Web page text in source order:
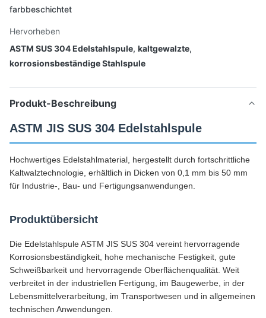
farbbeschichtet
Hervorheben
ASTM SUS 304 Edelstahlspule, kaltgewalzte,
korrosionsbeständige Stahlspule
Produkt-Beschreibung
ASTM JIS SUS 304 Edelstahlspule
Hochwertiges Edelstahlmaterial, hergestellt durch fortschrittliche
Kaltwalztechnologie, erhältlich in Dicken von 0,1 mm bis 50 mm
für Industrie-, Bau- und Fertigungsanwendungen.
Produktübersicht
Die Edelstahlspule ASTM JIS SUS 304 vereint hervorragende
Korrosionsbeständigkeit, hohe mechanische Festigkeit, gute
Schweißbarkeit und hervorragende Oberflächenqualität. Weit
verbreitet in der industriellen Fertigung, im Baugewerbe, in der
Lebensmittelverarbeitung, im Transportwesen und in allgemeinen
technischen Anwendungen.